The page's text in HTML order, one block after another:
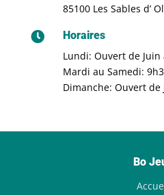
85100 Les Sables d’

Horaires
Lundi: Ouvert de Juin
Mardi au Samedi:
Dimanche: Ouvert de
Bo